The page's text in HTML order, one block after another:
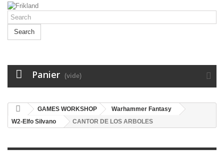
Search
Panier (vide)
GAMES WORKSHOP
Warhammer Fantasy
W2-Elfo Silvano
CANTOR DE LOS ARBOLES